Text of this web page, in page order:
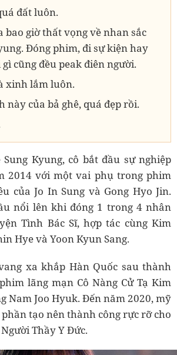
đất luôn.
bao giờ thất vọng về nhan sắc
Đóng phim, đi sự kiện hay
cũng đều peak điên người.
xinh lắm luôn.
này của bả ghê, quá đẹp rồi.
Kyung, cô bắt đầu sự nghiệp
2014 với một vai phụ trong phim
của Jo In Sung và Gong Hyo Jin.
nổi lên khi đóng 1 trong 4 nhân
Tình Bác Sĩ, hợp tác cùng Kim
Hye và Yoon Kyun Sang.
xa khắp Hàn Quốc sau thành
lãng mạn Cô Nàng Cử Tạ Kim
Nam Joo Hyuk. Đến năm 2020, mỹ
tạo nên thành công rực rỡ cho
Thầy Y Đức.